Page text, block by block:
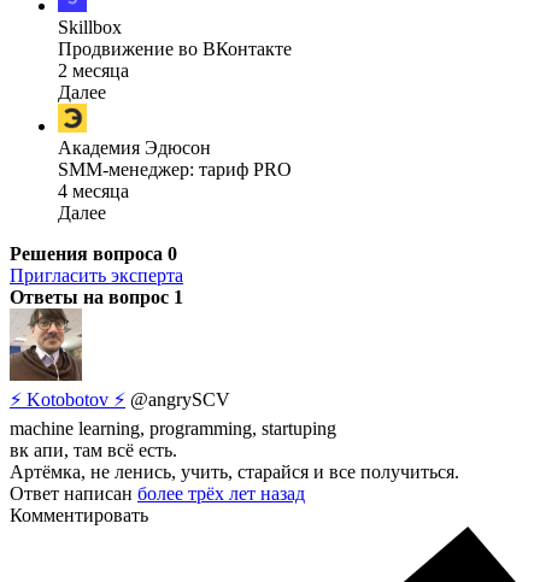
Skillbox
Продвижение во ВКонтакте
2 месяца
Далее
Академия Эдюсон
SMM-менеджер: тариф PRO
4 месяца
Далее
Решения вопроса 0
Пригласить эксперта
Ответы на вопрос 1
⚡ Kotobotov ⚡ @angrySCV
machine learning, programming, startuping
вк апи, там всё есть.
Aртёмка, не ленись, учить, старайся и все получиться.
Ответ написан более трёх лет назад
Комментировать